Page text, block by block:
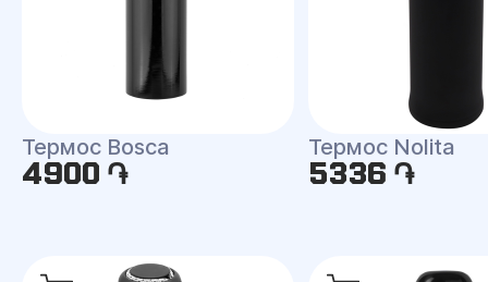
Термос Bosca
4900 ֏
Термос Nolita
5336 ֏